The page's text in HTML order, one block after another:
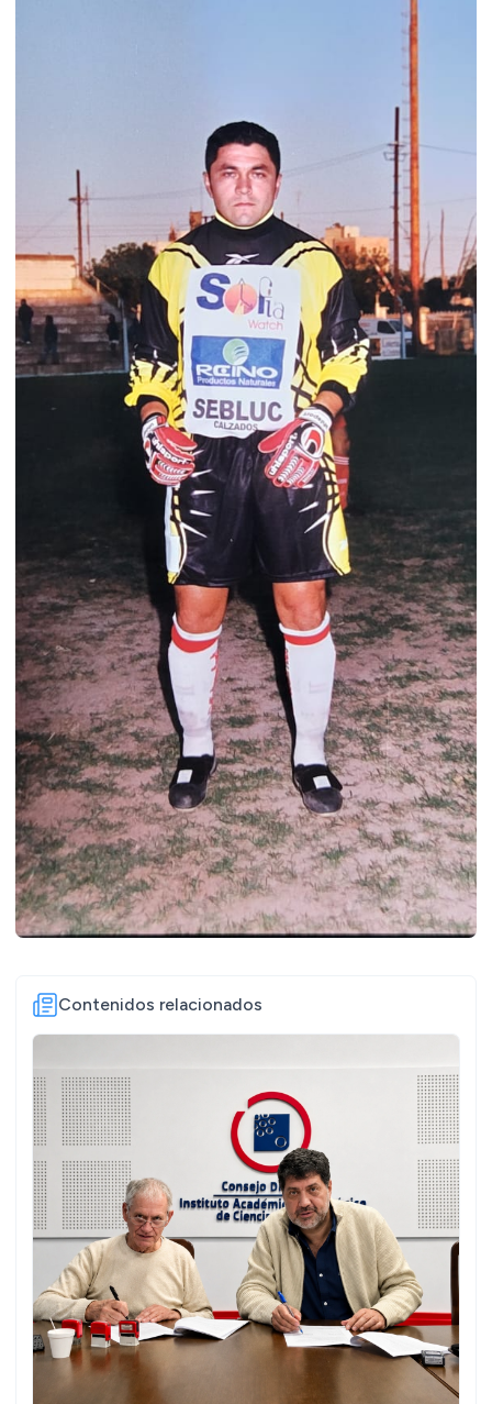
Contenidos relacionados